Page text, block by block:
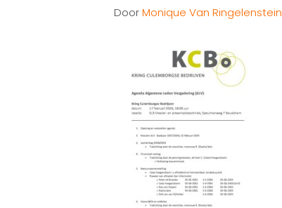
DoorMonique Van Ringelenstein